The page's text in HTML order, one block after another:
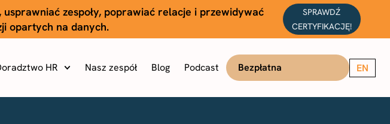
zespoły, poprawiać relacje i przewidywać
opartych na danych.
SPRAWDŹ
CERTYFIKACJĘ!
HR Nasz zespół Blog Podcast Bezpłatna konsultacja EN